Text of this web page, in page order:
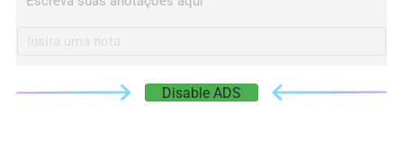
Disable ADS